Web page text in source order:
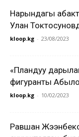
Нарындагы
Улан
kloop.kg - 23/08/2023
«Пландуу
фигуранты
kloop.kg - 10/02/2023
Равшан